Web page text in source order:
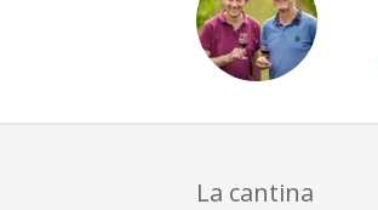
La cantina